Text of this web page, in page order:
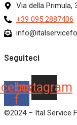
Via della Primula,
+39 095 2887406
Seguiteci
f
Instagram
©2024 – Ital Service